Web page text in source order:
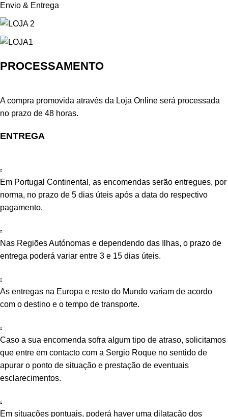
Envio & Entrega
PROCESSAMENTO
A compra promovida através da Loja Online será processada
no prazo de 48 horas.
ENTREGA
Em Portugal Continental, as encomendas serão entregues, por
norma, no prazo de 5 dias úteis após a data do respectivo
pagamento.
Nas Regiões Autónomas e dependendo das Ilhas, o prazo de
entrega poderá variar entre 3 e 15 dias úteis.
As entregas na Europa e resto do Mundo variam de acordo
com o destino e o tempo de transporte.
Caso a sua encomenda sofra algum tipo de atraso, solicitamos
que entre em contacto com a Sergio Roque no sentido de
apurar o ponto de situação e prestação de eventuais
esclarecimentos.
Em situações pontuais, poderá haver uma dilatação dos